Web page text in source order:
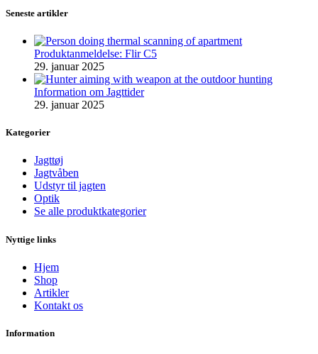
Seneste artikler
Produktanmeldelse: Flir C5
29. januar 2025
Information om Jagttider
29. januar 2025
Kategorier
Jagttøj
Jagtvåben
Udstyr til jagten
Optik
Se alle produktkategorier
Nyttige links
Hjem
Shop
Artikler
Kontakt os
Information